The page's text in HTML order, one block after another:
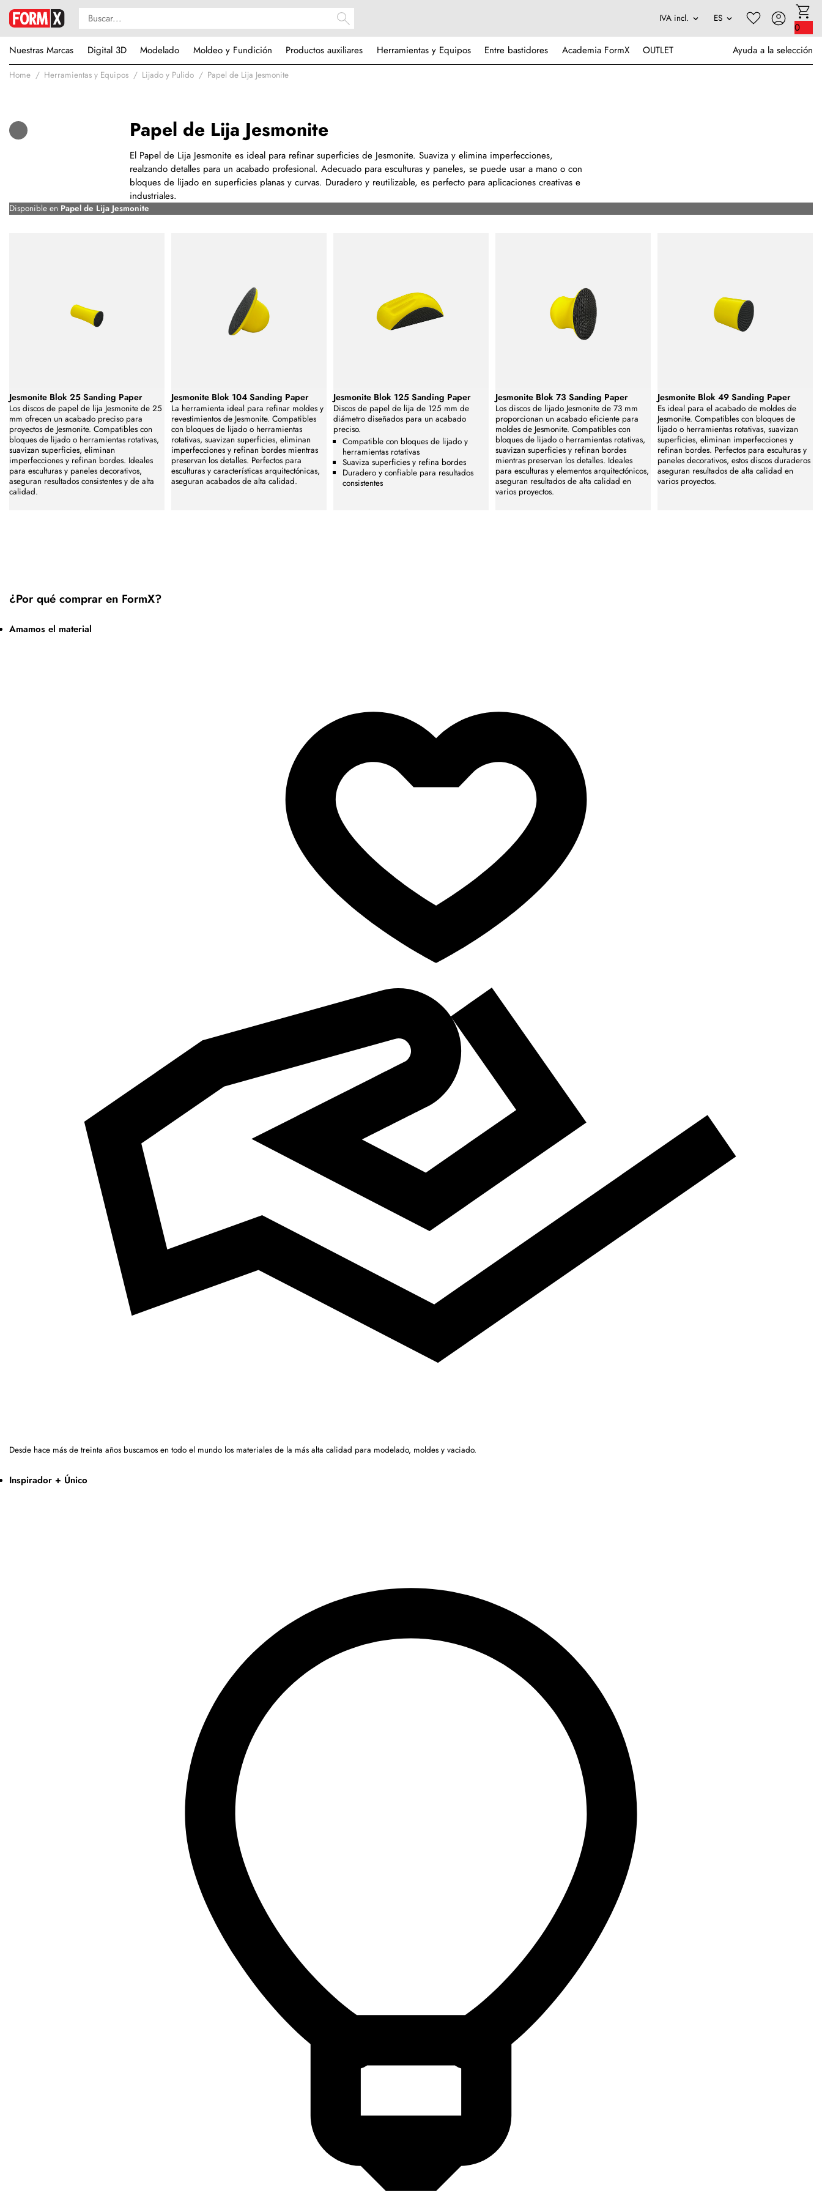
0
Nuestras Marcas
Digital 3D Modelado Moldeo y Fundición Productos auxiliares Herramientas y Equipos Entre bastidores Academia FormX OUTLET Ayuda a la selección
Home Herramientas y Equipos Lijado y Pulido Papel de Lija Jesmonite
Papel de Lija Jesmonite
El Papel de Lija Jesmonite es ideal para refinar superficies de Jesmonite. Suaviza y elimina imperfecciones,
realzando detalles para un acabado profesional. Adecuado para esculturas y paneles, se puede usar a mano o con
bloques de lijado en superficies planas y curvas. Duradero y reutilizable, es perfecto para aplicaciones creativas e
industriales.
Disponible en Papel de Lija Jesmonite
Jesmonite Blok 25 Sanding Paper
Los discos de papel de lija Jesmonite de 25
mm ofrecen un acabado preciso para
proyectos de Jesmonite. Compatibles con
bloques de lijado o herramientas rotativas,
suavizan superficies, eliminan
imperfecciones y refinan bordes. Ideales
para esculturas y paneles decorativos,
aseguran resultados consistentes y de alta
calidad.
Jesmonite Blok 104 Sanding Paper
La herramienta ideal para refinar moldes y
revestimientos de Jesmonite. Compatibles
con bloques de lijado o herramientas
rotativas, suavizan superficies, eliminan
imperfecciones y refinan bordes mientras
preservan los detalles. Perfectos para
esculturas y características arquitectónicas,
aseguran acabados de alta calidad.
Jesmonite Blok 125 Sanding Paper
Discos de papel de lija de 125 mm de
diámetro diseñados para un acabado
preciso.
Compatible con bloques de lijado y
herramientas rotativas
Suaviza superficies y refina bordes
Duradero y confiable para resultados
consistentes
Jesmonite Blok 73 Sanding Paper
Los discos de lijado Jesmonite de 73 mm
proporcionan un acabado eficiente para
moldes de Jesmonite. Compatibles con
bloques de lijado o herramientas rotativas,
suavizan superficies y refinan bordes
mientras preservan los detalles. Ideales
para esculturas y elementos arquitectónicos,
aseguran resultados de alta calidad en
varios proyectos.
Jesmonite Blok 49 Sanding Paper
Es ideal para el acabado de moldes de
Jesmonite. Compatibles con bloques de
lijado o herramientas rotativas, suavizan
superficies, eliminan imperfecciones y
refinan bordes. Perfectos para esculturas y
paneles decorativos, estos discos duraderos
aseguran resultados de alta calidad en
varios proyectos.
¿Por qué comprar en FormX?
Amamos el material
Desde hace más de treinta años buscamos en todo el mundo los materiales de la más alta calidad para modelado, moldes y vaciado.
Inspirador + Único